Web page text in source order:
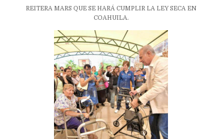
REITERA MARS QUE SE HARÁ CUMPLIR LA LEY SECA EN
COAHUILA.